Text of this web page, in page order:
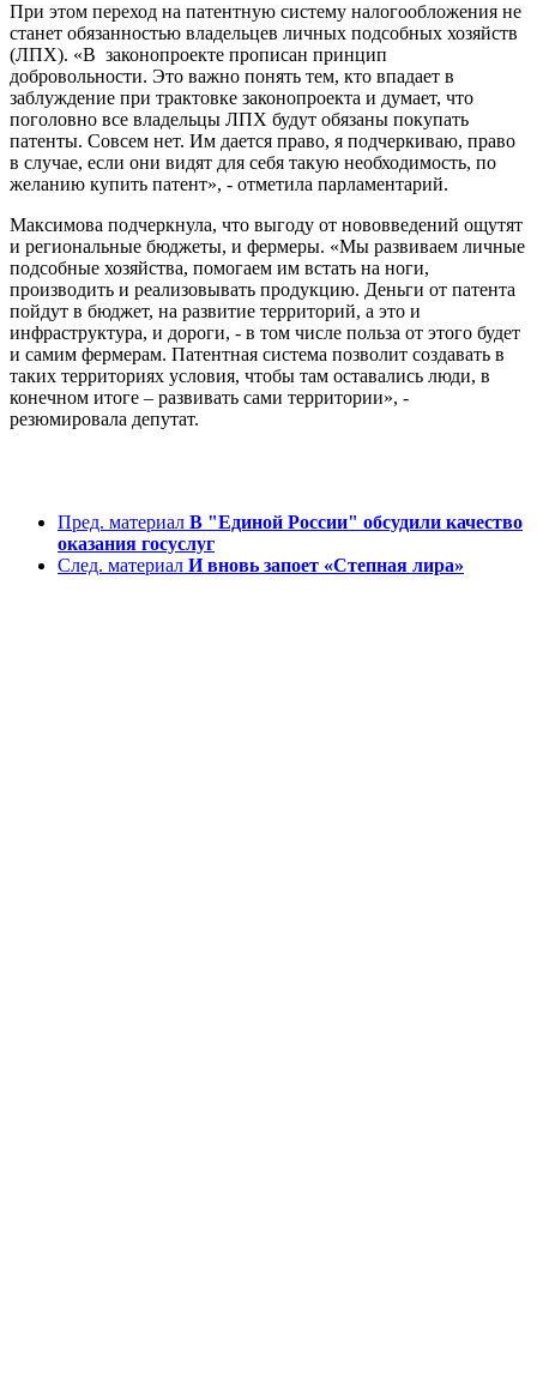
При этом переход на патентную систему налогообложения не
станет обязанностью владельцев личных подсобных хозяйств
(ЛПХ). «В законопроекте прописан принцип
добровольности. Это важно понять тем, кто впадает в
заблуждение при трактовке законопроекта и думает, что
поголовно все владельцы ЛПХ будут обязаны покупать
патенты. Совсем нет. Им дается право, я подчеркиваю, право
в случае, если они видят для себя такую необходимость, по
желанию купить патент», - отметила парламентарий.
Максимова подчеркнула, что выгоду от нововведений ощутят
и региональные бюджеты, и фермеры. «Мы развиваем личные
подсобные хозяйства, помогаем им встать на ноги,
производить и реализовывать продукцию. Деньги от патента
пойдут в бюджет, на развитие территорий, а это и
инфраструктура, и дороги, - в том числе польза от этого будет
и самим фермерам. Патентная система позволит создавать в
таких территориях условия, чтобы там оставались люди, в
конечном итоге – развивать сами территории», -
резюмировала депутат.
Пред. материал В "Единой России" обсудили качество
оказания госуслуг
След. материал И вновь запоет «Степная лира»